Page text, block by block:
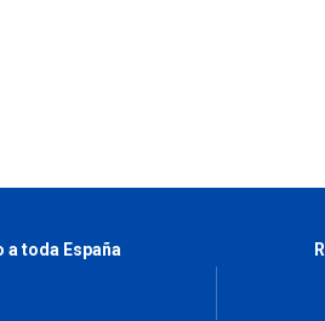
a toda España